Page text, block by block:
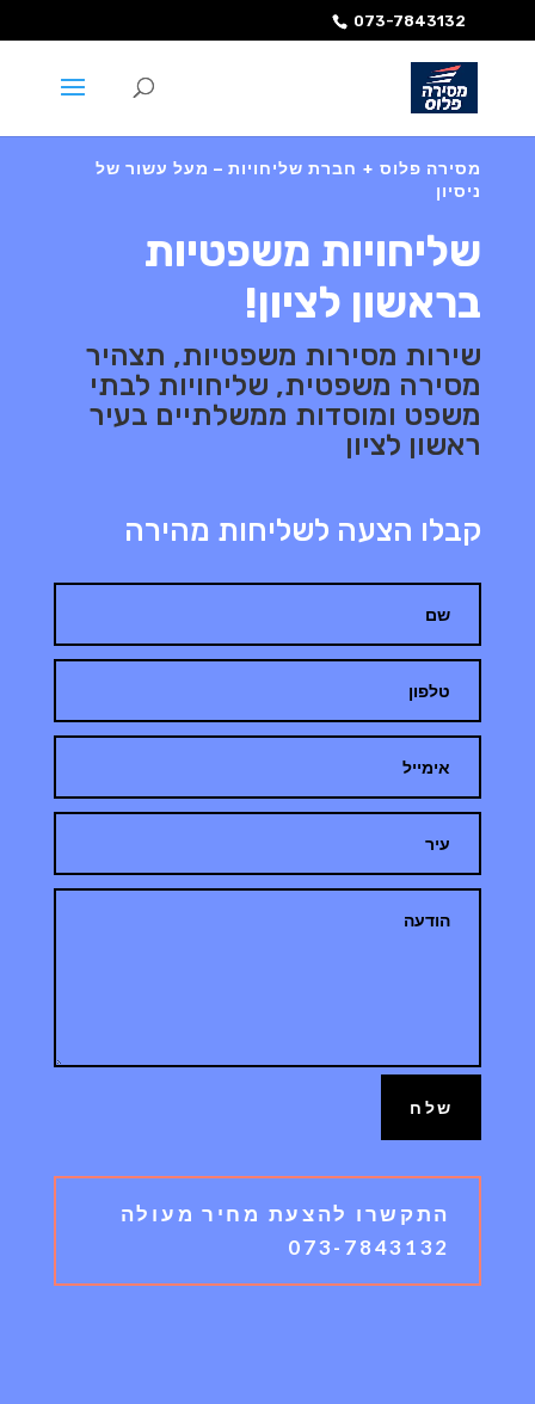
073-7843132
מסירה פלוס + חברת שליחויות – מעל עשור של
ניסיון
שליחויות משפטיות
בראשון לציון!
שירות מסירות משפטיות, תצהיר
מסירה משפטית, שליחויות לבתי
משפט ומוסדות ממשלתיים בעיר
ראשון לציון
קבלו הצעה לשליחות מהירה
שלח
התקשרו להצעת מחיר מעולה
073-7843132